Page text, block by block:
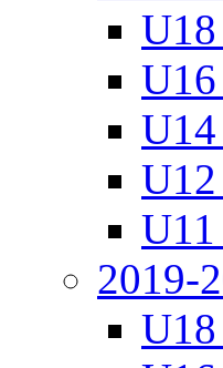
2019-